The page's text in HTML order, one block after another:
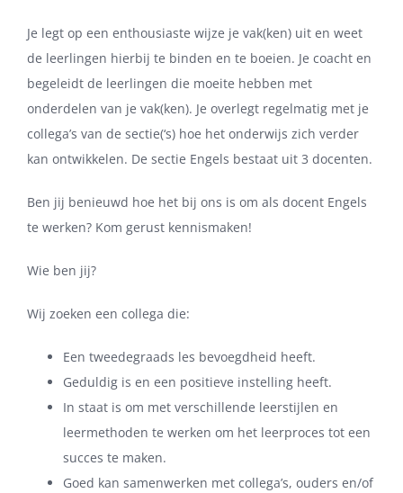
Je legt op een enthousiaste wijze je vak(ken) uit en weet
de leerlingen hierbij te binden en te boeien. Je coacht en
begeleidt de leerlingen die moeite hebben met
onderdelen van je vak(ken). Je overlegt regelmatig met je
collega’s van de sectie(‘s) hoe het onderwijs zich verder
kan ontwikkelen. De sectie Engels bestaat uit 3 docenten.
Ben jij benieuwd hoe het bij ons is om als docent Engels
te werken? Kom gerust kennismaken!
Wie ben jij?
Wij zoeken een collega die:
Een tweedegraads les bevoegdheid heeft.
Geduldig is en een positieve instelling heeft.
In staat is om met verschillende leerstijlen en
leermethoden te werken om het leerproces tot een
succes te maken.
Goed kan samenwerken met collega’s, ouders en/of